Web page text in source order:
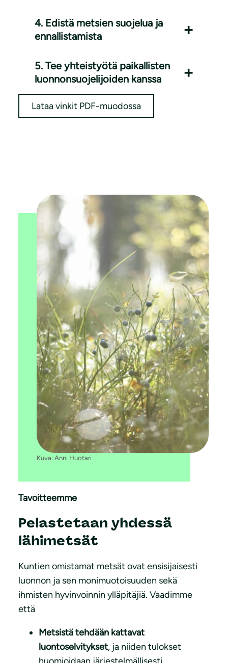
4. Edistä metsien suojelua ja
ennallistamista
5. Tee yhteistyötä paikallisten
luonnonsuojelijoiden kanssa
Lataa vinkit PDF-muodossa
Kuva: Anni Huotari
Tavoitteemme
Pelastetaan yhdessä
lähimetsät
Kuntien omistamat metsät ovat ensisijaisesti
luonnon ja sen monimuotoisuuden sekä
ihmisten hyvinvoinnin ylläpitäjiä. Vaadimme
että
Metsistä tehdään kattavat
luontoselvitykset, ja niiden tulokset